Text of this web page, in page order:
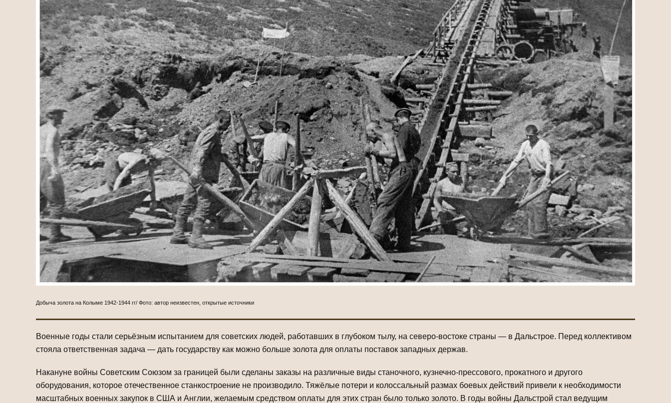
Добыча золота на Колыме 1942-1944 гг/ Фото: автор неизвестен, открытые источники
Военные годы стали серьёзным испытанием для советских людей, работавших в глубоком тылу, на северо-востоке страны — в Дальстрое. Перед коллективом
стояла ответственная задача — дать государству как можно больше золота для оплаты поставок западных держав.
Накануне войны Советским Союзом за границей были сделаны заказы на различные виды станочного, кузнечно-прессового, прокатного и другого
оборудования, которое отечественное станкостроение не производило. Тяжёлые потери и колоссальный размах боевых действий привели к необходимости
масштабных военных закупок в США и Англии, желаемым средством оплаты для этих стран было только золото. В годы войны Дальстрой стал ведущим